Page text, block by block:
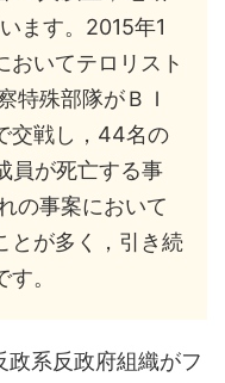
ます。2015年1
おいてテロリスト
特殊部隊がＢＩ
交戦し，44名の
員が死亡する事
の事案において
とが多く，引き続
。
政系反政府組織がフ